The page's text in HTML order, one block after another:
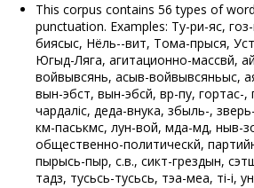
This corpus contains 56 types of
punctuation. Examples: Ту-ри-яс, гоз-
биясыс, Нёль-ӧ-вит, Тома-пӧрыся,
Югыд-Ляга, агитационно-массӧвӧй,
войвывсянь, асыв-войвывсяньыс,
вын-эбӧстӧ, вын-эбӧсӧй, вӧр-пу,
чардаліс, деда-внука, збыль-ӧ,
кӧм-паськӧмӧс, лун-вой, мӧда-мӧд,
общественно-политическӧй,
пырысь-пыр, с.в., сикт-грездын,
тадз, тусьӧсь-тусьӧсь, тэа-меа, ті-і,